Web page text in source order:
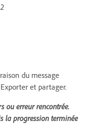
du message
et partager.
ou erreur rencontrée.
la progression terminée